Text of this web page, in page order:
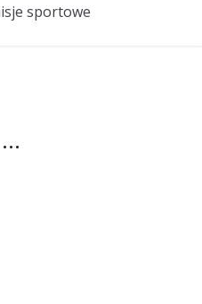
sportowe